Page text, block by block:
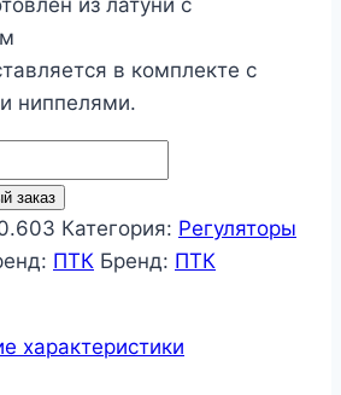
из латуни с
в комплекте с
ниппелями.
заказ
Категория: Регуляторы
ПТК Бренд: ПТК
характеристики